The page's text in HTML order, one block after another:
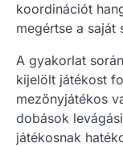
koordinációt
megértse a saját
A gyakorlat
kijelölt játékost
mezőnyjátékos
dobások
játékosnak